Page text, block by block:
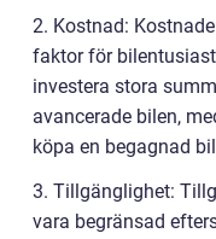
2. Kostnad:
faktor för
investera stora
avancerade bilen,
köpa en begagnad
3. Tillgänglighet:
vara begränsad